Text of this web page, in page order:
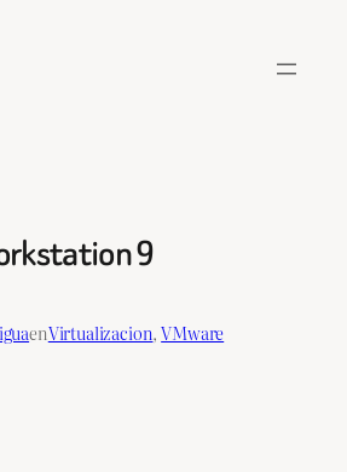
9
enVirtualizacion, VMware